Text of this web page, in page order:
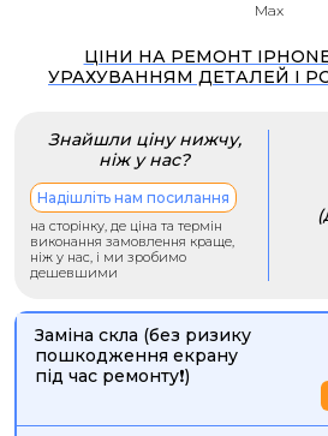
Max
ЦІНИ НА РЕМОНТ IPHONE
УРАХУВАННЯМ ДЕТАЛЕЙ І
Знайшли ціну нижчу,
ніж у нас?
Надішліть нам посилання
на сторінку, де ціна та термін
виконання замовлення краще,
ніж у нас, і ми зробимо
дешевшими
Заміна скла (без ризику
пошкодження екрану
під час ремонту❗)